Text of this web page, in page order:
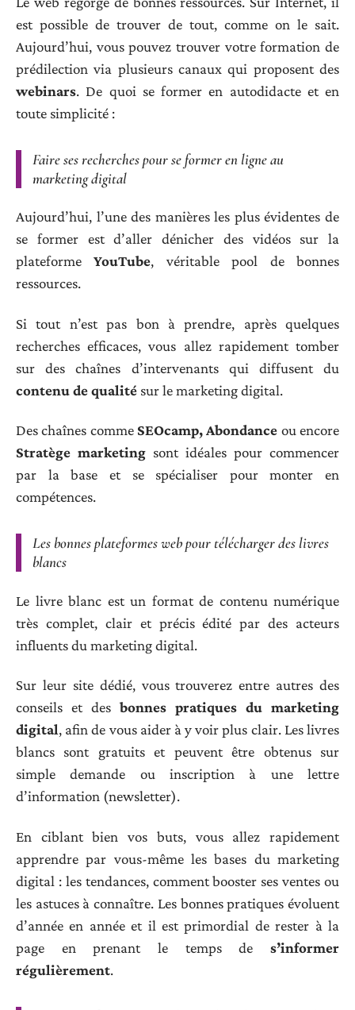
est possible de trouver de tout, comme on le sait.
Aujourd’hui, vous pouvez trouver votre formation de
prédilection via plusieurs canaux qui proposent des
webinars. De quoi se former en autodidacte et en
toute simplicité :
Faire ses recherches pour se former en ligne au
marketing digital
Aujourd’hui, l’une des manières les plus évidentes de
se former est d’aller dénicher des vidéos sur la
plateformeYouTube, véritable pool de bonnes
ressources.
Si tout n’est pas bon à prendre, après quelques
recherches efficaces, vous allez rapidement tomber
sur des chaînes d’intervenants qui diffusent du
contenu de qualité sur le marketing digital.
Des chaînes comme SEOcamp, Abondance ou encore
Stratège marketing sont idéales pour commencer
par la base et se spécialiser pour monter en
compétences.
Les bonnes plateformes web pour télécharger des livres
blancs
Le livre blanc est un format de contenu numérique
très complet, clair et précis édité par des acteurs
influents du marketing digital.
Sur leur site dédié, vous trouverez entre autres des
conseils et des bonnes pratiques du marketing
digital, afin de vous aider à y voir plus clair. Les livres
blancs sont gratuits et peuvent être obtenus sur
simple demande ou inscription à une lettre
d’information (newsletter).
En ciblant bien vos buts, vous allez rapidement
apprendre par vous-même les bases du marketing
digital : les tendances, comment booster ses ventes ou
les astuces à connaître. Les bonnes pratiques évoluent
d’année en année et il est primordial de rester à la
page en prenant le temps de s’informer
régulièrement.